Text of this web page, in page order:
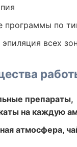
программы по
всех зон
препараты,
на каждую
атмосфера,